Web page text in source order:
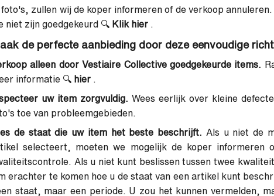
foto's, zullen wij de koper informeren of de verkoop
niet zijn goedgekeurd 🔍 Klik hier
de perfecte aanbieding door deze eenvoudige
alleen door Vestiaire Collective goedgekeurde items.
informatie 🔍 hier
uw item zorgvuldig.
Wees eerlijk over kleine
toe van probleemgebieden.
de staat die uw item het beste beschrijft.
Als u niet de
selecteert, moeten we mogelijk de koper informeren
Als u niet kunt beslissen tussen twee
erachter te komen hoe u de staat van een artikel kunt
staat, maar een periode. U zou het kunnen vermelden,